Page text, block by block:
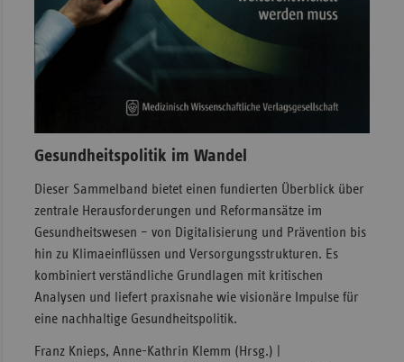
Gesundheitspolitik im Wandel
Dieser Sammelband bietet einen fundierten Überblick über
zentrale Herausforderungen und Reformansätze im
Gesundheitswesen – von Digitalisierung und Prävention bis
hin zu Klimaeinflüssen und Versorgungsstrukturen. Es
kombiniert verständliche Grundlagen mit kritischen
Analysen und liefert praxisnahe wie visionäre Impulse für
eine nachhaltige Gesundheitspolitik.
Franz Knieps, Anne-Kathrin Klemm (Hrsg.) |